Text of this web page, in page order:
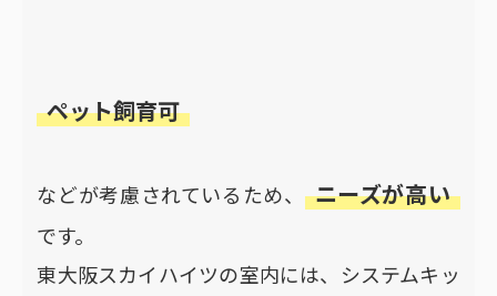
ペット飼育可
などが考慮されているため、 ニーズが高い
です。
東大阪スカイハイツの室内には、システムキッ